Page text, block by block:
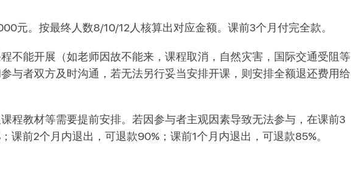
元。按最终人数8/10/12人核算出对应金额。课前3个月付完全款。
不能开展（如老师因故不能来，课程取消，自然灾害，国际交通受阻等
与者双方及时沟通，若无法另行妥当安排开课，则安排全额退还费用给
程教材等需要提前安排。若因参与者主观因素导致无法参与，在课前3
课前2个月内退出，可退款90%；课前1个月内退出，可退款85%。